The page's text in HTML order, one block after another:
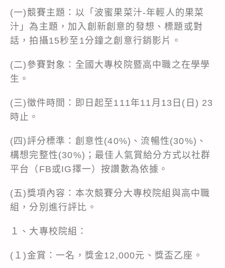
(一)競賽主題：以「波蜜果菜汁-年輕人的果菜
汁」為主題，加入創新創意的發想、標題或對
話，拍攝15秒至1分鐘之創意行銷影片。
(二)參賽對象：全國大專校院暨高中職之在學學
生。
(三)徵件時間：即日起至111年11月13日(日) 23
時止。
(四)評分標準：創意性(40%)、流暢性(30%)、
構想完整性(30%)；最佳人氣賞給分方式以社群
平台（FB或IG擇一）按讚數為依據。
(五)獎項內容：本次競賽分大專校院組與高中職
組，分別進行評比。
１、大專校院組：
(１)金賞：一名，獎金12,000元、獎盃乙座。